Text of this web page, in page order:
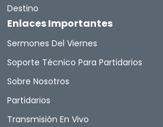
Destino
Enlaces Importantes
Sermones Del Viernes
Soporte Técnico Para Partidarios
Sobre Nosotros
Partidarios
Transmisión En Vivo